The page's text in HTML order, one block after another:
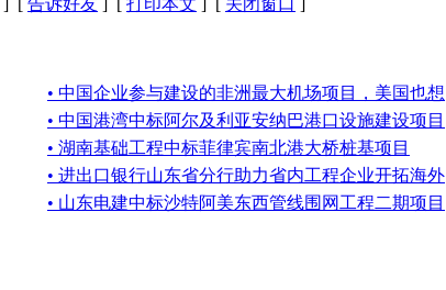
• 中国企业参与建设的非洲最大机场项目，美国也想
• 中国港湾中标阿尔及利亚安纳巴港口设施建设项目
• 湖南基础工程中标菲律宾南北港大桥桩基项目
• 进出口银行山东省分行助力省内工程企业开拓海外
• 山东电建中标沙特阿美东西管线围网工程二期项目